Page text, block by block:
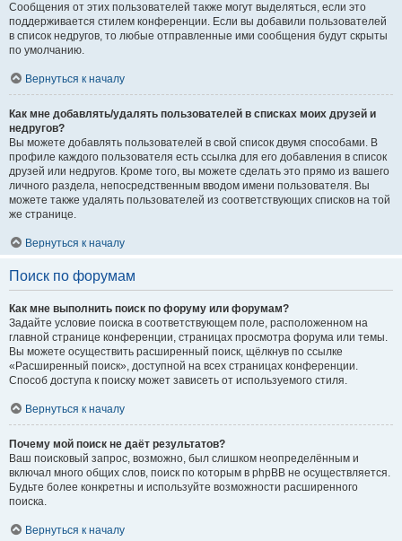
Сообщения от этих пользователей также могут выделяться, если это
поддерживается стилем конференции. Если вы добавили пользователей
в список недругов, то любые отправленные ими сообщения будут скрыты
по умолчанию.
Вернуться к началу
Как мне добавлять/удалять пользователей в списках моих друзей и
недругов?
Вы можете добавлять пользователей в свой список двумя способами. В
профиле каждого пользователя есть ссылка для его добавления в список
друзей или недругов. Кроме того, вы можете сделать это прямо из вашего
личного раздела, непосредственным вводом имени пользователя. Вы
можете также удалять пользователей из соответствующих списков на той
же странице.
Вернуться к началу
Поиск по форумам
Как мне выполнить поиск по форуму или форумам?
Задайте условие поиска в соответствующем поле, расположенном на
главной странице конференции, страницах просмотра форума или темы.
Вы можете осуществить расширенный поиск, щёлкнув по ссылке
«Расширенный поиск», доступной на всех страницах конференции.
Способ доступа к поиску может зависеть от используемого стиля.
Вернуться к началу
Почему мой поиск не даёт результатов?
Ваш поисковый запрос, возможно, был слишком неопределённым и
включал много общих слов, поиск по которым в phpBB не осуществляется.
Будьте более конкретны и используйте возможности расширенного
поиска.
Вернуться к началу